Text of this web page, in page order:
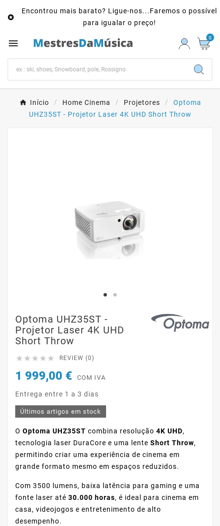

Encontrou mais barato? Ligue-nos...Faremos o possível
para igualar o preço!
 0
Início Home Cinema Projetores
Optoma
UHZ35ST - Projetor Laser 4K UHD Short Throw
Optoma UHZ35ST -
Projetor Laser 4K UHD
Short Throw
     REVIEW (0)
1 999,00 € COM IVA
Entrega entre 1 a 3 dias
Últimos artigos em stock
O Optoma UHZ35ST combina resolução 4K UHD,
tecnologia laser DuraCore e uma lente Short Throw,
permitindo criar uma experiência de cinema em
grande formato mesmo em espaços reduzidos.
Com 3500 lumens, baixa latência para gaming e uma
fonte laser até 30.000 horas, é ideal para cinema em
casa, videojogos e entretenimento de alto
desempenho.